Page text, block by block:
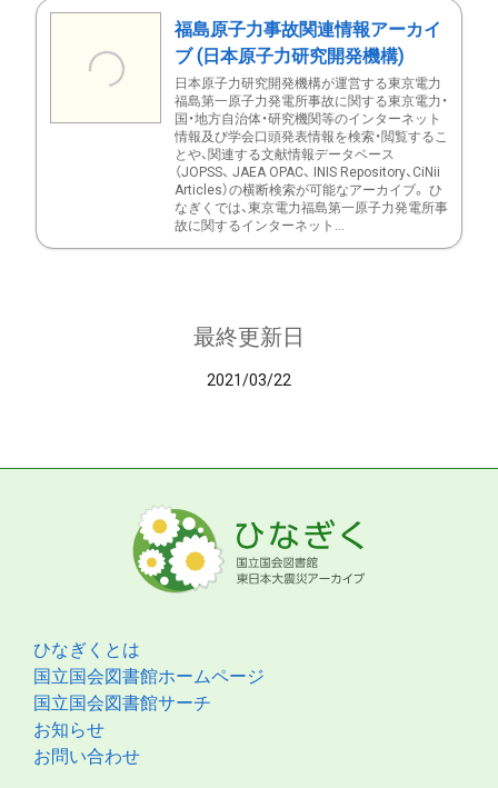
福島原子力事故関連情報アーカイ
ブ (日本原子力研究開発機構)
日本原子力研究開発機構が運営する東京電力
福島第一原子力発電所事故に関する東京電力・
国・地方自治体・研究機関等のインターネット
情報及び学会口頭発表情報を検索・閲覧するこ
とや、関連する文献情報データベース
（JOPSS、 JAEA OPAC、 INIS Repository、CiNii
Articles）の横断検索が可能なアーカイブ。 ひ
なぎくでは、東京電力福島第一原子力発電所事
故に関するインターネット...
最終更新日
2021/03/22
ひなぎくとは
国立国会図書館ホームページ
国立国会図書館サーチ
お知らせ
お問い合わせ